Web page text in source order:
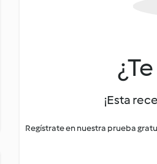
¡Esta
Regístrate en nuestra prueba